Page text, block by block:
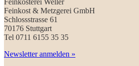
Feinkost & Metzgerei GmbH
Schlossstrasse 61
70176 Stuttgart
Tel 0711 6155 35 35
Newsletter anmelden »